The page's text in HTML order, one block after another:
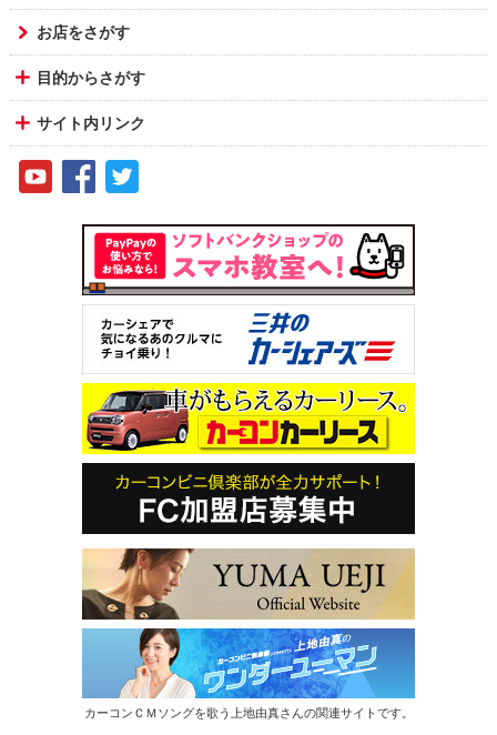
お店をさがす
目的からさがす
サイト内リンク
カーコンＣＭソングを歌う上地由真さんの関連サイトです。